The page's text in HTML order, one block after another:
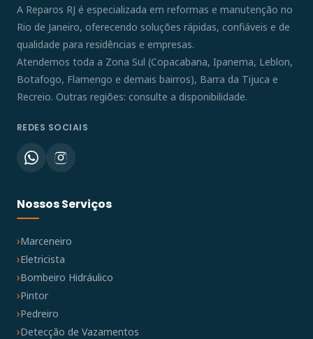
A Reparos RJ é especializada em reformas e manutenção no
Rio de Janeiro, oferecendo soluções rápidas, confiáveis e de
qualidade para residências e empresas.
Atendemos toda a Zona Sul (Copacabana, Ipanema, Leblon,
Botafogo, Flamengo e demais bairros), Barra da Tijuca e
Recreio. Outras regiões: consulte a disponibilidade.
REDES SOCIAIS
Nossos Serviços
Marceneiro
Eletricista
Bombeiro Hidráulico
Pintor
Pedreiro
Detecção de Vazamentos